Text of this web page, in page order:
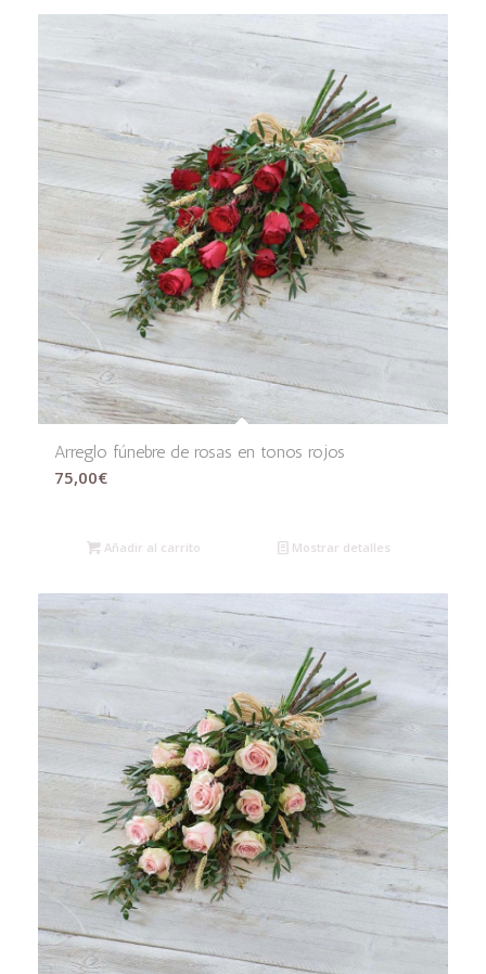
Arreglo fúnebre de rosas en tonos rojos
75,00€
Añadir al carrito Mostrar detalles